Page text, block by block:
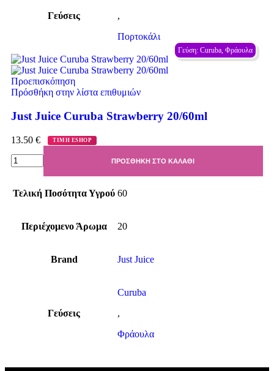
Γεύσεις
,
Πορτοκάλι
Γεύση: Curuba, Φράουλα
Προεπισκόπηση
Πρόσθήκη στην λίστα επιθυμιών
Just Juice Curuba Strawberry 20/60ml
13.50 € ΤΙΜΗ ESHOP
ΠΡΟΣΘΉΚΗ ΣΤΟ ΚΑΛΆΘΙ
Τελική Ποσότητα Υγρού 60
Περιέχομενο Άρωμα 20
Brand Just Juice
Γεύσεις
Curuba
,
Φράουλα